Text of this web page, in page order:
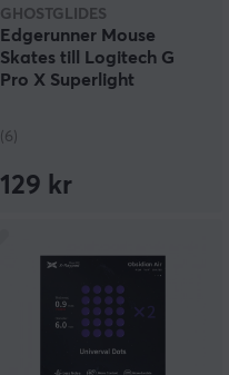
GHOSTGLIDES
Edgerunner Mouse
Skates till Logitech G
Pro X Superlight
(6)
129 kr